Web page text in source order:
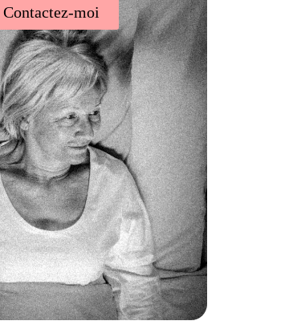
Contactez-moi